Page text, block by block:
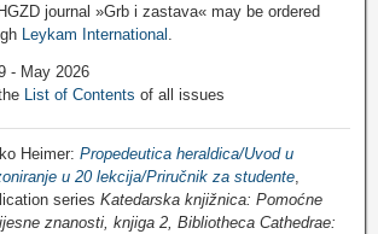
journal »Grb i zastava« may be ordered
Leykam International
- May 2026
List of Contents of all issues
Heimer: Propedeutica heraldica/Uvod u
u 20 lekcija/Priručnik za studente,
series Katedarska knjižnica: Pomoćne
znanosti, knjiga 2, Bibliotheca Cathedrae: